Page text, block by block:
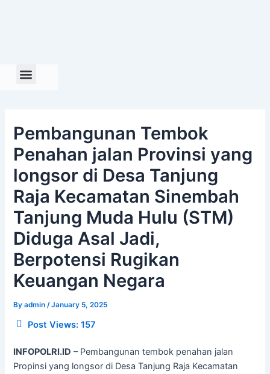
Pembangunan Tembok
Penahan jalan Provinsi yang
longsor di Desa Tanjung
Raja Kecamatan Sinembah
Tanjung Muda Hulu (STM)
Diduga Asal Jadi,
Berpotensi Rugikan
Keuangan Negara
Byadmin /January 5, 2025
Post Views: 157
INFOPOLRI.ID – Pembangunan tembok penahan jalan
Propinsi yang longsor di Desa Tanjung Raja Kecamatan